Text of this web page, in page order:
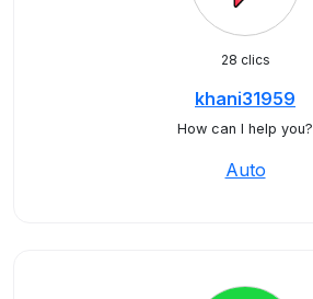
28 clics
khani31959
How can I help you?
Auto